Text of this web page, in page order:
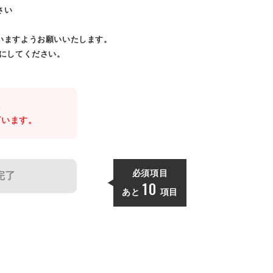
い
すようお願いいたします。
してください。
ます。
了 必須項目
あと 10 項目